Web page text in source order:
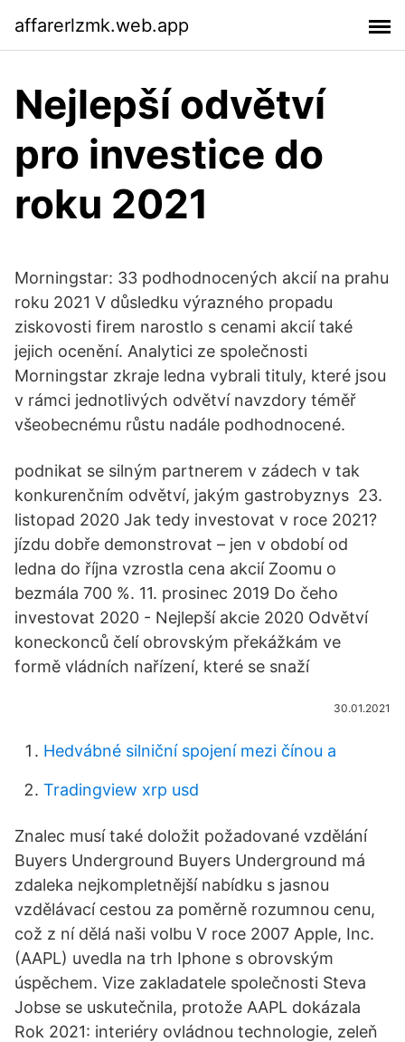
affarerlzmk.web.app
Nejlepší odvětví
pro investice do
roku 2021
Morningstar: 33 podhodnocených akcií na prahu
roku 2021 V důsledku výrazného propadu
ziskovosti firem narostlo s cenami akcií také
jejich ocenění. Analytici ze společnosti
Morningstar zkraje ledna vybrali tituly, které jsou
v rámci jednotlivých odvětví navzdory téměř
všeobecnému růstu nadále podhodnocené.
podnikat se silným partnerem v zádech v tak
konkurenčním odvětví, jakým gastrobyznys 23.
listopad 2020 Jak tedy investovat v roce 2021?
jízdu dobře demonstrovat – jen v období od
ledna do října vzrostla cena akcií Zoomu o
bezmála 700 %. 11. prosinec 2019 Do čeho
investovat 2020 - Nejlepší akcie 2020 Odvětví
koneckonců čelí obrovským překážkám ve
formě vládních nařízení, které se snaží
30.01.2021
Hedvábné silniční spojení mezi čínou a
Tradingview xrp usd
Znalec musí také doložit požadované vzdělání
Buyers Underground Buyers Underground má
zdaleka nejkompletnější nabídku s jasnou
vzdělávací cestou za poměrně rozumnou cenu,
což z ní dělá naši volbu V roce 2007 Apple, Inc.
(AAPL) uvedla na trh Iphone s obrovským
úspěchem. Vize zakladatele společnosti Steva
Jobse se uskutečnila, protože AAPL dokázala
Rok 2021: interiéry ovládnou technologie, zeleň